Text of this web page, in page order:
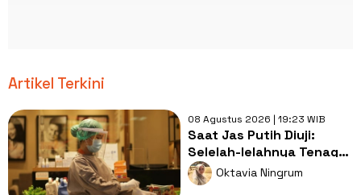
Artikel Terkini
08 Agustus 2026 | 19:23 WIB
Saat Jas Putih Diuji:
Selelah-lelahnya Tenaga
Kesehatan, Tetap Lebih
Melelahkan Jadi Pasien
Oktavia Ningrum